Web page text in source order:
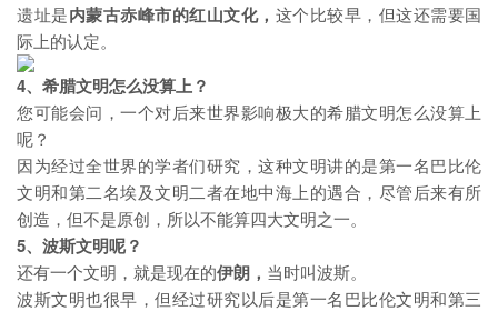
遗址是内蒙古赤峰市的红山文化， 这个比较早，但这还需要国
际上的认定。
4、希腊文明怎么没算上？
您可能会问，一个对后来世界影响极大的希腊文明怎么没算上
呢？
因为经过全世界的学者们研究，这种文明讲的是第一名巴比伦
文明和第二名埃及文明二者在地中海上的遇合，尽管后来有所
创造，但不是原创，所以不能算四大文明之一。
5、波斯文明呢？
还有一个文明，就是现在的伊朗 ， 当时叫波斯。
波斯文明也很早，但经过研究以后是第一名巴比伦文明和第三